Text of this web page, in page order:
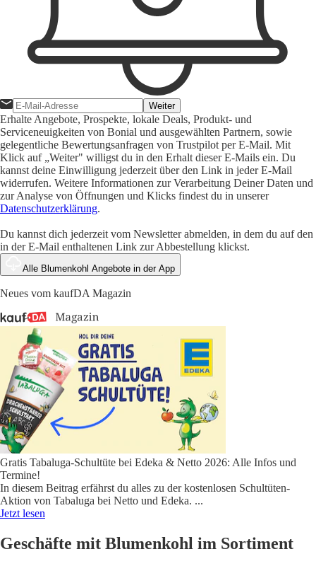
Weiter
Erhalte Angebote, Prospekte, lokale Deals, Produkt- und
Serviceneuigkeiten von Bonial und ausgewählten Partnern, sowie
gelegentliche Bewertungsanfragen von Trustpilot per E-Mail. Mit
Klick auf „Weiter" willigst du in den Erhalt dieser E-Mails ein. Du
kannst deine Einwilligung jederzeit über den Link in jeder E-Mail
widerrufen. Weitere Informationen zur Verarbeitung Deiner Daten und
zur Analyse von Öffnungen und Klicks findest du in unserer
Datenschutzerklärung.
Du kannst dich jederzeit vom Newsletter abmelden, in dem du auf den
in der E-Mail enthaltenen Link zur Abbestellung klickst.
Alle Blumenkohl Angebote in der App
Neues vom kaufDA Magazin
Gratis Tabaluga-Schultüte bei Edeka & Netto 2026: Alle Infos und
Termine!
In diesem Beitrag erfährst du alles zu der kostenlosen Schultüten-
Aktion von Tabaluga bei Netto und Edeka. ...
Jetzt lesen
Geschäfte mit Blumenkohl im Sortiment